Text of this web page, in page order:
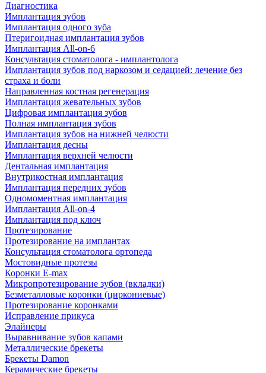
Диагностика
Имплантация зубов
Имплантация одного зуба
Птеригоидная имплантация зубов
Имплантация All-on-6
Консультация стоматолога - имплантолога
Имплантация зубов под наркозом и седацией: лечение без
страха и боли
Направленная костная регенерация
Имплантация жевательных зубов
Цифровая имплантация зубов
Полная имплантация зубов
Имплантация зубов на нижней челюсти
Имплантация десны
Имплантация верхней челюсти
Дентальная имплантация
Внутрикостная имплантация
Имплантация передних зубов
Одномоментная имплантация
Имплантация All-on-4
Имплантация под ключ
Протезирование
Протезирование на имплантах
Консультация стоматолога ортопеда
Мостовидные протезы
Коронки E-max
Микропротезирование зубов (вкладки)
Безметалловые коронки (циркониевые)
Протезирование коронками
Исправление прикуса
Элайнеры
Выравнивание зубов капами
Металлические брекеты
Брекеты Damon
Керамические брекеты